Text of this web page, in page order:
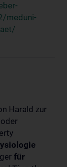
meduni-
Harald zur
für